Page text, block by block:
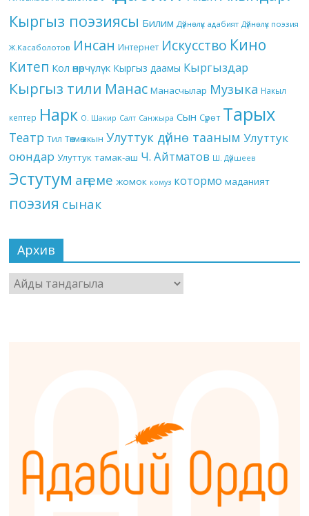
Кыргыз поэзиясы Билим Дүйнөлүк адабият Дүйнөлүк поэзия
Ж.Касаболотов Инсан Интернет Искусство Кино
Китеп Кол өнөрчүлүк Кыргыз даамы Кыргыздар
Кыргыз тили Манас Манасчылар Музыка Накыл
кептер Нарк О. Шакир Салт Санжыра Сын Сүрөт Тарых
Театр Тил Төкмө акын Улуттук дүйнө тааным Улуттук
оюндар Улуттук тамак-аш Ч. Айтматов Ш. Дүйшеев
Эстутум аңгеме жомок комуз котормо маданият
поэзия сынак
Архив
Архив